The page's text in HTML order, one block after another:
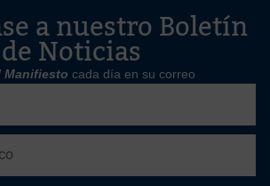
a nuestro Boletín
de Noticias
Manifiesto cada día en su correo